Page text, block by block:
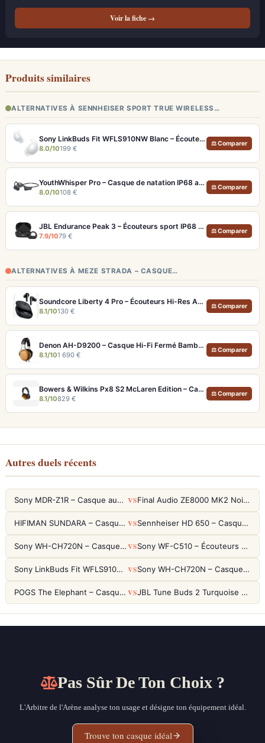
Voir la fiche →
Produits similaires
ALTERNATIVES À SENNHEISER SPORT TRUE WIRELESS…
Sony LinkBuds Fit WFLS910NW Blanc – Écouteurs Sport Ailes ANC
8.0/10199 €
⚖ Comparer
YouthWhisper Pro – Casque de natation IP68 avec MP3 32 Go et autonomie 12h
8.0/10108 €
⚖ Comparer
JBL Endurance Peak 3 – Écouteurs sport IP68 avec 50h d'autonomie
7.9/1079 €
⚖ Comparer
ALTERNATIVES À MEZE STRADA – CASQUE…
Soundcore Liberty 4 Pro – Écouteurs Hi-Res ANC 7 Capteurs et Fast Charge
8.1/10130 €
⚖ Comparer
Denon AH-D9200 – Casque Hi-Fi Fermé Bambou FreeEdge Portable
8.1/101 690 €
⚖ Comparer
Bowers & Wilkins Px8 S2 McLaren Edition – Casque ANC hi-fi luxe et son de référence
8.1/10829 €
⚖ Comparer
Autres duels récents
Sony MDR-Z1R – Casque audiophile fermé haute résolution VS Final Audio ZE8000 MK2 Noir – Écouteurs True Wireless audiophiles 8K Sound
HIFIMAN SUNDARA – Casque Planar Magnetic Ouvert Over-Ear Audiophile VS Sennheiser HD 650 – Casque audiophile ouvert pour l'écoute analytique
Sony WH-CH720N – Casque ANC 35h, Ultra-léger (192g) avec Processeur V1 VS Sony WF-C510 – Écouteurs True Wireless compacts, autonomie 22h et multipoint
Sony LinkBuds Fit WFLS910NW Blanc – Écouteurs Sport Ailes ANC VS Sony WH-CH720N – Casque ANC 35h, Ultra-léger (192g) avec Processeur V1
POGS The Elephant – Casque Filaire Enfants 85dB POGS-Safe™ (Éco-Responsable) VS JBL Tune Buds 2 Turquoise – Écouteurs True Wireless avec ANC et autonomie 48h
Pas Sûr De Ton Choix ?
L'Arbitre de l'Arène analyse ton usage et désigne ton équipement idéal.
Trouve ton casque idéal